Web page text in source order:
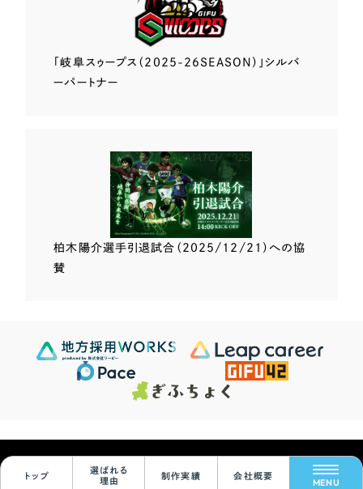
トップ
選ばれる
理由
制作実績 会社概要
MENU
624 この条件で検索する
絞り込みをリセット
「岐阜スゥープス （2025-26SEASON）」 シルバ
ーパートナー
柏木陽介選手引退試合（2025/12/21）への協
賛